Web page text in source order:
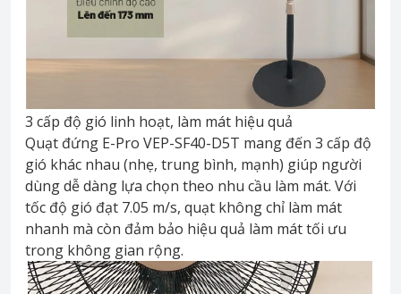
3 cấp độ gió linh hoạt, làm mát hiệu quả
Quạt đứng E-Pro VEP-SF40-D5T mang đến 3 cấp độ
gió khác nhau (nhẹ, trung bình, mạnh) giúp người
dùng dễ dàng lựa chọn theo nhu cầu làm mát. Với
tốc độ gió đạt 7.05 m/s, quạt không chỉ làm mát
nhanh mà còn đảm bảo hiệu quả làm mát tối ưu
trong không gian rộng.